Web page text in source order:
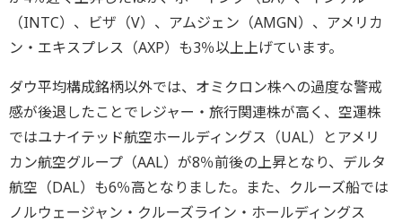
（INTC）、ビザ（V）、アムジェン（AMGN）、アメリカ
ン・エキスプレス（AXP）も3％以上上げています。
ダウ平均構成銘柄以外では、オミクロン株への過度な警戒
感が後退したことでレジャー・旅行関連株が高く、空運株
ではユナイテッド航空ホールディングス（UAL）とアメリ
カン航空グループ（AAL）が8％前後の上昇となり、デルタ
航空（DAL）も6％高となりました。また、クルーズ船では
ノルウェージャン・クルーズライン・ホールディングス